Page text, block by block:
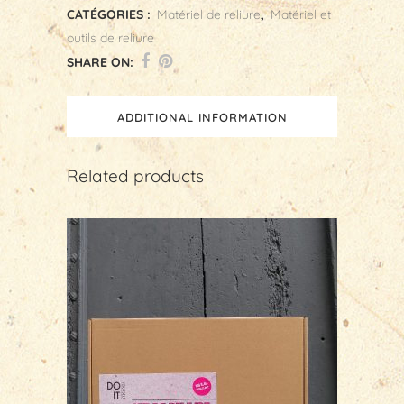
reliure
Copte
quantity
CATÉGORIES : Matériel de reliure,Matériel et
outils de reliure
SHARE ON:
ADDITIONAL INFORMATION
Related products